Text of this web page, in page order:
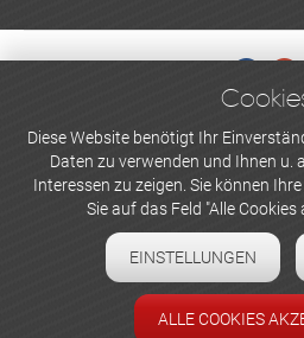
WERBEN UND
Newsletter
Cookie-
Diese Website benötigt Ihr
Daten zu verwenden und Ihnen u.
Interessen zu zeigen. Sie können Ihre
Sie auf das Feld "Alle Cookies
EINSTELLUNGEN
ALLE COOKIES